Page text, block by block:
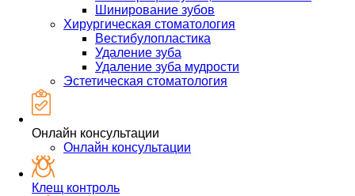
Шинирование зубов
Хирургическая стоматология
Вестибулопластика
Удаление зуба
Удаление зуба мудрости
Эстетическая стоматология
Онлайн консультации
Онлайн консультации
Клещ контроль